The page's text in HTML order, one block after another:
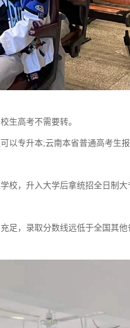
生高考不需要转。
以专升本;云南本省普通高考生
校，升入大学后拿统招全日制
足，录取分数线远低于全国其